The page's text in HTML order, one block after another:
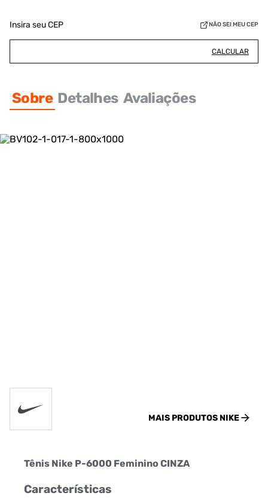
Insira seu CEP NÃO SEI MEU CEP
CALCULAR
Sobre Detalhes Avaliações
MAIS PRODUTOS NIKE
Tênis Nike P-6000 Feminino CINZA
Características